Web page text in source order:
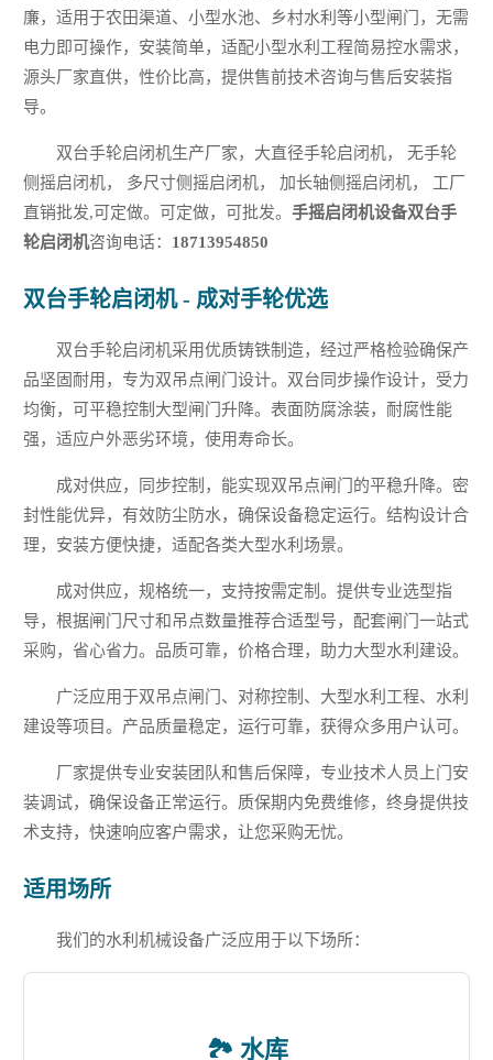
廉，适用于农田渠道、小型水池、乡村水利等小型闸门，无需
电力即可操作，安装简单，适配小型水利工程简易控水需求，
源头厂家直供，性价比高，提供售前技术咨询与售后安装指
导。
双台手轮启闭机生产厂家，大直径手轮启闭机， 无手轮
侧摇启闭机， 多尺寸侧摇启闭机， 加长轴侧摇启闭机， 工厂
直销批发,可定做。可定做，可批发。手摇启闭机设备双台手
轮启闭机咨询电话： 18713954850
双台手轮启闭机 - 成对手轮优选
双台手轮启闭机采用优质铸铁制造，经过严格检验确保产
品坚固耐用，专为双吊点闸门设计。双台同步操作设计，受力
均衡，可平稳控制大型闸门升降。表面防腐涂装，耐腐性能
强，适应户外恶劣环境，使用寿命长。
成对供应，同步控制，能实现双吊点闸门的平稳升降。密
封性能优异，有效防尘防水，确保设备稳定运行。结构设计合
理，安装方便快捷，适配各类大型水利场景。
成对供应，规格统一，支持按需定制。提供专业选型指
导，根据闸门尺寸和吊点数量推荐合适型号，配套闸门一站式
采购，省心省力。品质可靠，价格合理，助力大型水利建设。
广泛应用于双吊点闸门、对称控制、大型水利工程、水利
建设等项目。产品质量稳定，运行可靠，获得众多用户认可。
厂家提供专业安装团队和售后保障，专业技术人员上门安
装调试，确保设备正常运行。质保期内免费维修，终身提供技
术支持，快速响应客户需求，让您采购无忧。
适用场所
我们的水利机械设备广泛应用于以下场所：
🏞️ 水库